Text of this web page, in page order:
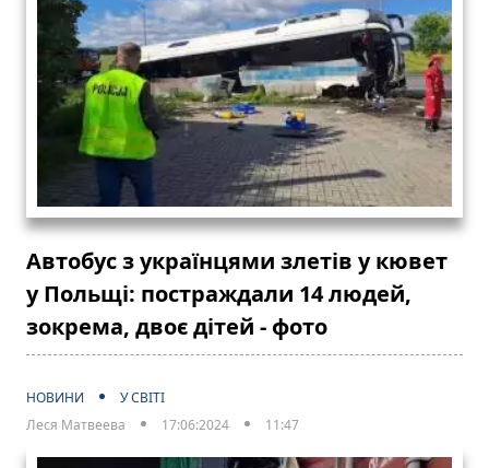
Автобус з українцями злетів у кювет
у Польщі: постраждали 14 людей,
зокрема, двоє дітей - фото
НОВИНИ
У СВІТІ
Леся Матвеева
17:06:2024 11:47